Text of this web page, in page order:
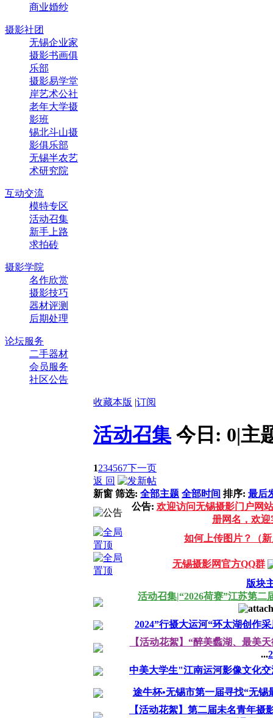
商业婚纱
摄影社团
无锡企业家
摄影书画俱
乐部
摄影易学堂
岸艺术公社
老年大学摄
影班
锡北斗山摄
影俱乐部
无锡半农艺
术研究院
互动交流
模特专区
活动召集
新手上路
求拍砖
摄影学院
名作欣赏
摄影技巧
器材评测
后期处理
论坛服务
二手器材
会员服务
社区公告
收藏本版 |订阅
活动召集 今日: 0|主
1234567下一页
返 回
新窗 筛选: 全部主题 全部时间 排序: 最后
公告: 欢迎访问无锡摄影门户网
册网名，欢
如何上传图片？（
无锡摄影网官方QQ群
版块
活动召集|“2026荷赛”江苏第
2024”行摄大运河“环太湖创作
【活动花絮】“醉美蠡湖、最美
...2
中美大学生"江南运河影像文化
途牛杯•无锡市第一届寻找“无锡
【活动花絮】第二届未名青年